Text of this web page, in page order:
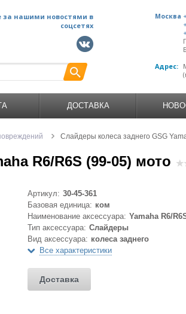
за нашими новостями в
соцсетях
Москва
Адрес:
ДОСТАВКА
Слайдеры колеса заднего GSG
R6/R6S (99-05) мото
Артикул: 30-45-361
Базовая единица: ком
Наименование аксессуара: Yamaha R6/
Тип аксессуара: Слайдеры
Вид аксессуара: колеса заднего
Все характеристики
Доставка